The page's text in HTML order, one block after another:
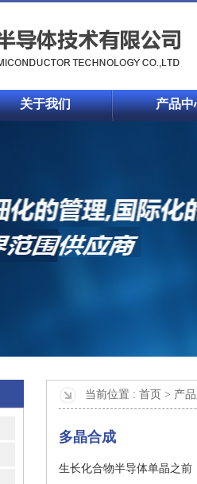
关于我们 产品中
当前位置 : 首页 > 产
多晶合成
生长化合物半导体单晶之